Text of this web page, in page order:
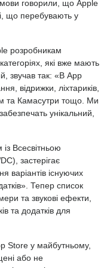
говорили, що Apple
що перебувають у
розробникам
які вже мають
звучав так: «В App
відрижки, ліхтариків,
та Камасутри тощо. Ми
унікальний,
Всесвітньою
застерігає
варіантів існуючих
Тепер список
та звукові ефекти,
та додатків для
Store у майбутньому,
або не